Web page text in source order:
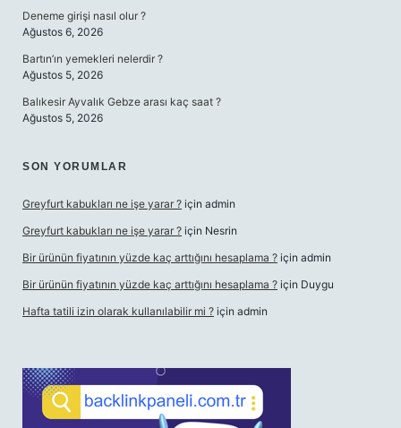
Deneme girişi nasıl olur ?
Ağustos 6, 2026
Bartın’ın yemekleri nelerdir ?
Ağustos 5, 2026
Balıkesir Ayvalık Gebze arası kaç saat ?
Ağustos 5, 2026
SON YORUMLAR
Greyfurt kabukları ne işe yarar ? için admin
Greyfurt kabukları ne işe yarar ? için Nesrin
Bir ürünün fiyatının yüzde kaç arttığını hesaplama ? için admin
Bir ürünün fiyatının yüzde kaç arttığını hesaplama ? için Duygu
Hafta tatili izin olarak kullanılabilir mi ? için admin